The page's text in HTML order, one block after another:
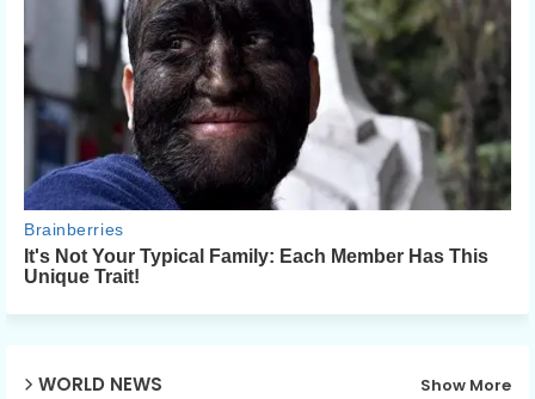
WORLD NEWS Show More